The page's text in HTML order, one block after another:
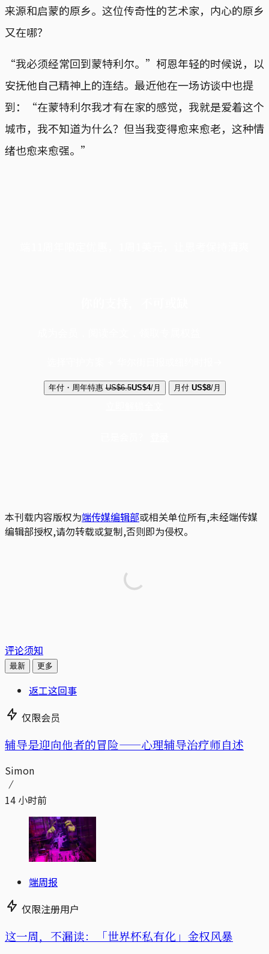
来源和启蒙的原乡。这位传奇性的艺术家，内心的原乡
又在哪？
“我必须经常回到蒙特利尔。”柯恩年轻的时候说，以
安抚他自己精神上的连结。最近他在一场访谈中也提
到：“在蒙特利尔我才有在家的感觉，我就是爱着这个
城市，我不知道为什么？但当我变得愈来愈老，这种情
绪也愈来愈强。”
年付・周年特惠 US$6.5US$4/月 月付 US$8/月
本刊载内容版权为端传媒编辑部或相关单位所有,未经端传媒
编辑部授权,请勿转载或复制,否则即为侵权。
评论须知
最新 更多
返工这回事
仅限会员
辅导是迎向他者的冒险——心理辅导治疗师自述
Simon
14 小时前
端周报
仅限注册用户
这一周，不漏读：「世界杯私有化」金权风暴